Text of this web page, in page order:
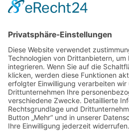
Facebook
Wir benötigen Ihre
Google Maps-
Wir verwenden einen
Drittanbieters, um
Dieser Service kann Daten